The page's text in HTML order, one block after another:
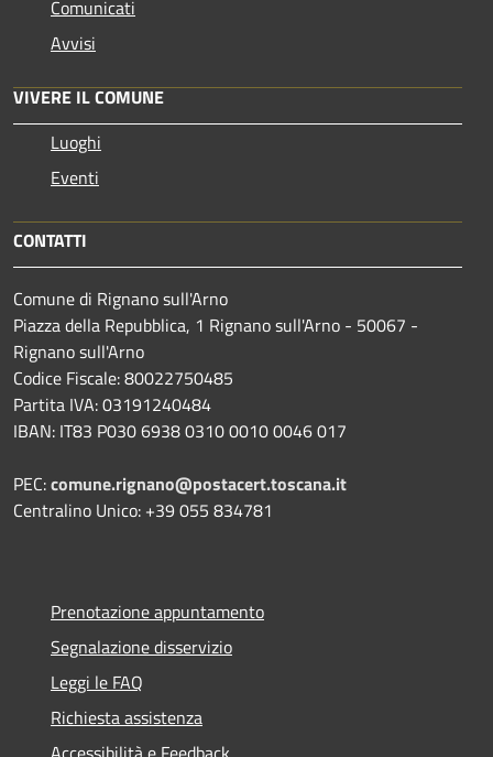
Comunicati
Avvisi
VIVERE IL COMUNE
Luoghi
Eventi
CONTATTI
Comune di Rignano sull'Arno
Piazza della Repubblica, 1 Rignano sull'Arno - 50067 -
Rignano sull'Arno
Codice Fiscale: 80022750485
Partita IVA: 03191240484
IBAN: IT83 P030 6938 0310 0010 0046 017
PEC:comune.rignano@postacert.toscana.it
Centralino Unico: +39 055 834781
Prenotazione appuntamento
Segnalazione disservizio
Leggi le FAQ
Richiesta assistenza